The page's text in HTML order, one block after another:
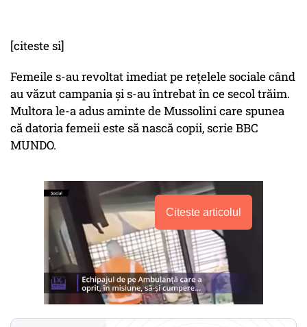
[citeste si]
Femeile s-au revoltat imediat pe rețelele sociale când
au văzut campania și s-au întrebat în ce secol trăim.
Multora le-a adus aminte de Mussolini care spunea
că datoria femeii este să nască copii, scrie BBC
MUNDO.
Citește articolul